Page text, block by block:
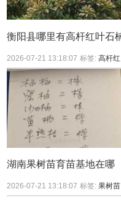
2026-07-21 13:18:07 标签:高杆红叶石楠
湖南果树苗育苗基地在哪
2026-07-21 13:18:07 标签:果树苗